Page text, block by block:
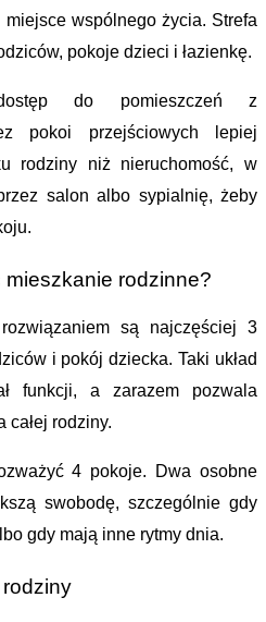
wspólnego życia. Strefa
pokoje dzieci i łazienkę.
do pomieszczeń z
pokoi przejściowych lepiej
rodziny niż nieruchomość, w
salon albo sypialnię, żeby
rodzinne?
są najczęściej 3
i pokój dziecka. Taki układ
funkcji, a zarazem pozwala
rodziny.
4 pokoje. Dwa osobne
swobodę, szczególnie gdy
gdy mają inne rytmy dnia.